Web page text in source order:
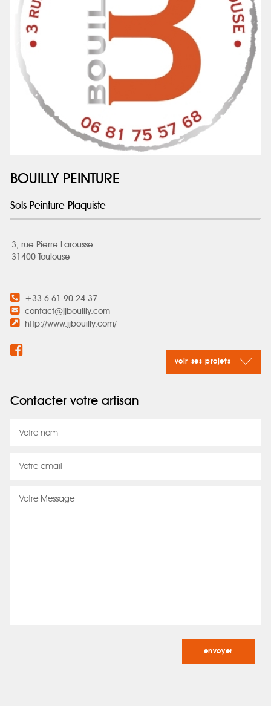
BOUILLY PEINTURE
Sols Peinture Plaquiste
3, rue Pierre Larousse
31400 Toulouse
+33 6 61 90 24 37
contact@jjbouilly.com
http://www.jjbouilly.com/
voir ses projets
Contacter votre artisan